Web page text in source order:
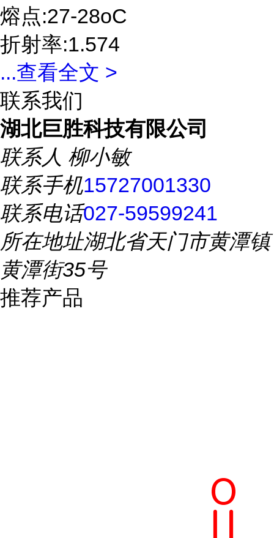
熔点:27-28oC
折射率:1.574
...查看全文 >
联系我们
湖北巨胜科技有限公司
联系人 柳小敏
联系手机15727001330
联系电话027-59599241
所在地址湖北省天门市黄潭镇
黄潭街35号
推荐产品